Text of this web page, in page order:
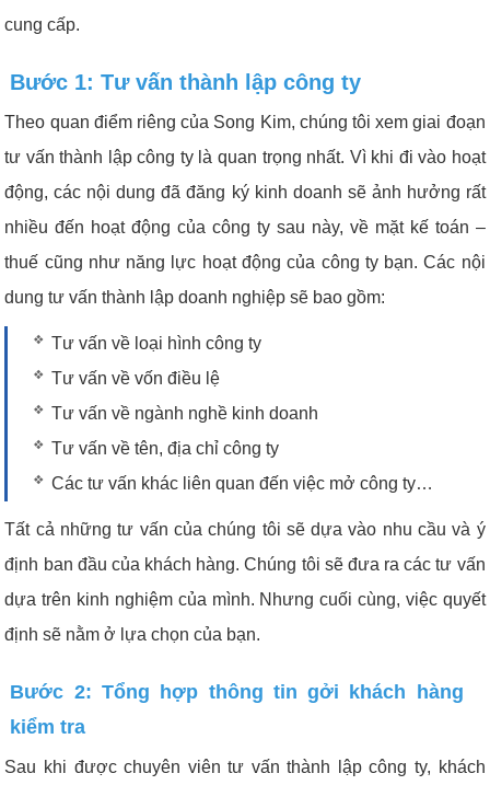
cung cấp.
Bước 1: Tư vấn thành lập công ty
Theo quan điểm riêng của Song Kim, chúng tôi xem giai đoạn
tư vấn thành lập công ty là quan trọng nhất. Vì khi đi vào hoạt
động, các nội dung đã đăng ký kinh doanh sẽ ảnh hưởng rất
nhiều đến hoạt động của công ty sau này, về mặt kế toán –
thuế cũng như năng lực hoạt động của công ty bạn. Các nội
dung tư vấn thành lập doanh nghiệp sẽ bao gồm:
Tư vấn về loại hình công ty
Tư vấn về vốn điều lệ
Tư vấn về ngành nghề kinh doanh
Tư vấn về tên, địa chỉ công ty
Các tư vấn khác liên quan đến việc mở công ty…
Tất cả những tư vấn của chúng tôi sẽ dựa vào nhu cầu và ý
định ban đầu của khách hàng. Chúng tôi sẽ đưa ra các tư vấn
dựa trên kinh nghiệm của mình. Nhưng cuối cùng, việc quyết
định sẽ nằm ở lựa chọn của bạn.
Bước 2: Tổng hợp thông tin gởi khách hàng
kiểm tra
Sau khi được chuyên viên tư vấn thành lập công ty, khách